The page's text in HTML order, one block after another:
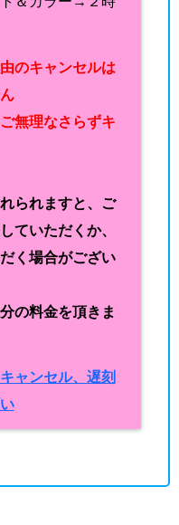
のキャンセルは
無理なさらずキ
られますと、ご
ていただくか、
く場合がござい
の料金を頂きま
ャンセル、遅刻